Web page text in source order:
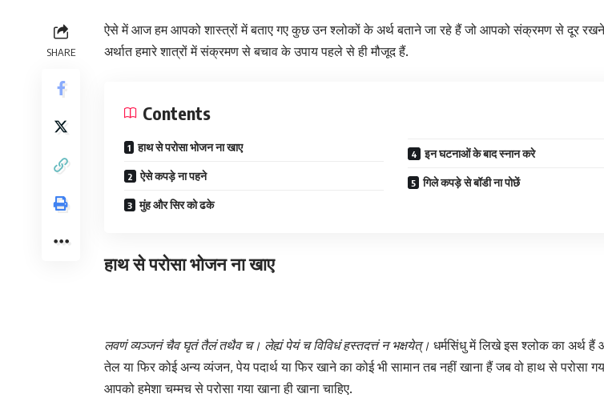
SHARE
ऐसे में आज हम आपको शास्त्रों में बताए गए कुछ उन श्लोकों के अर्थ बताने जा रहे हैं जो आपको संक्रमण से दूर रखने
अर्थात हमारे शात्रों में संक्रमण से बचाव के उपाय पहले से ही मौजूद हैं.
Contents
हाथ से परोसा भोजन ना खाए
ऐसे कपड़े ना पहने
मुंह और सिर को ढके
इन घटनाओं के बाद स्नान करे
गिले कपड़े से बॉडी ना पोछें
हाथ से परोसा भोजन ना खाए
लवणं व्यञ्जनं चैव घृतं तैलं तथैव च। लेह्यं पेयं च विविधं हस्तदत्तं न भक्षयेत्। धर्मसिंधु में लिखे इस श्लोक का अर्थ हैं
तेल या फिर कोई अन्‍य व्‍यंजन, पेय पदार्थ या फिर खाने का कोई भी सामान तब नहीं खाना हैं जब वो हाथ से परोसा
आपको हमेशा चम्मच से परोसा गया खाना ही खाना चाहिए.